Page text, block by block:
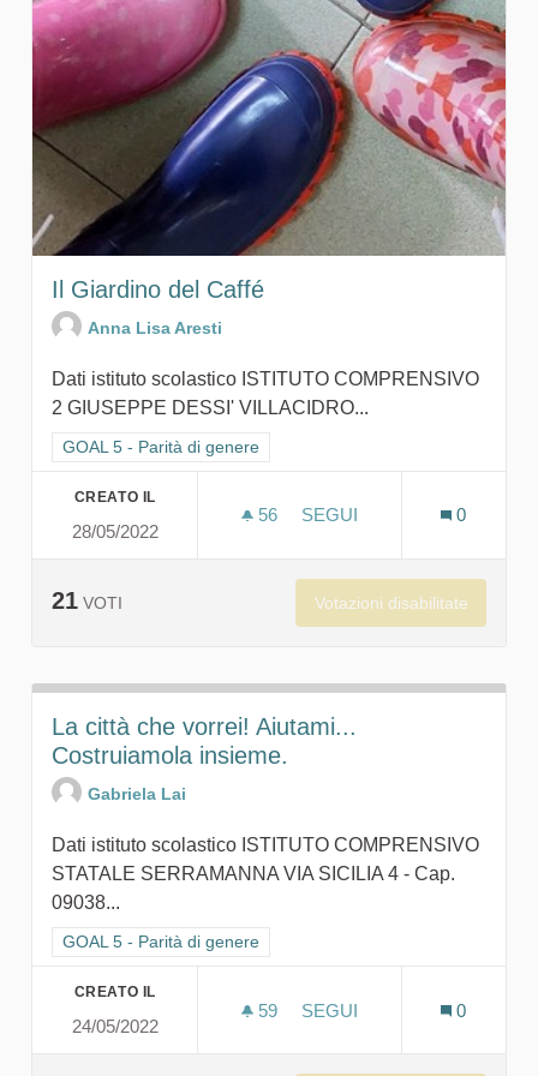
Il Giardino del Caffé
Anna Lisa Aresti
Dati istituto scolastico ISTITUTO COMPRENSIVO
2 GIUSEPPE DESSI' VILLACIDRO...
Filtra i risultati per categoria: GOAL 5 - Parità di genere
GOAL 5 - Parità di genere
CREATO IL
28/05/2022
56 56 SOSTENITORI
SEGUI
0
21 VOTI Votazioni disabilitate
La città che vorrei! Aiutami...
Costruiamola insieme.
Gabriela Lai
Dati istituto scolastico ISTITUTO COMPRENSIVO
STATALE SERRAMANNA VIA SICILIA 4 - Cap.
09038...
Filtra i risultati per categoria: GOAL 5 - Parità di genere
GOAL 5 - Parità di genere
CREATO IL
24/05/2022
59 59 SOSTENITORI
SEGUI
0